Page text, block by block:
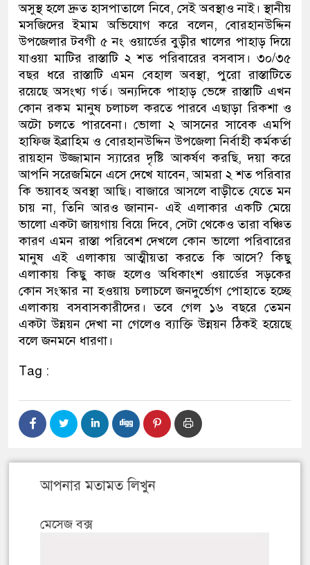
অসুস্থ হলে দ্রুত হাসপাতালে নিবে, সেই অবস্থাও নাই। স্থানীয়
মসজিদের ইমাম অভিযোগ করে বলেন, বোরহানউদ্দিন
উপজেলার টবগী ৫ নং ওয়ার্ডের বুড়ীর খালের পাহাড় দিয়ে
যাওয়া মাটির রাস্তাটি ২ শত পরিবারের বসবাস। ৩০/৩৫
বছর ধরে রাস্তাটি এমন বেহাল অবস্থা, পুরো রাস্তাটিতে
রয়েছে অসংখ্য গর্ত। অন্যদিকে পাহাড় ভেঙ্গে রাস্তাটি এখন
কোন রকম মানুষ চলাচল করতে পারবে এছাড়া রিকশা ও
অটো চলতে পারবেনা। ভোলা ২ আসনের সাবেক এমপি
হাফিজ ইব্রাহিম ও বোরহানউদ্দিন উপজেলা নির্বাহী কর্মকর্তা
রায়হান উজ্জামান স্যারের দৃষ্টি আকর্ষণ করছি, দয়া করে
আপনি সরেজমিনে এসে দেখে যাবেন, আমরা ২ শত পরিবার
কি ভয়াবহ অবস্থা আছি। বাজারে আসলে বাড়ীতে যেতে মন
চায় না, তিনি আরও জানান- এই এলাকার একটি মেয়ে
ভালো একটা জায়গায় বিয়ে দিবে, সেটা থেকেও তারা বঞ্চিত
কারণ এমন রাস্তা পরিবেশ দেখলে কোন ভালো পরিবারের
মানুষ এই এলাকায় আত্মীয়তা করতে কি আসে? কিছু
এলাকায় কিছু কাজ হলেও অধিকাংশ ওয়ার্ডের সড়কের
কোন সংস্কার না হওয়ায় চলাচলে জনদুর্ভোগ পোহাতে হচ্ছে
এলাকায় বসবাসকারীদের। তবে গেল ১৬ বছরে তেমন
একটা উন্নয়ন দেখা না গেলেও ব্যাক্তি উন্নয়ন ঠিকই হয়েছে
বলে জনমনে ধারণা।
Tag :
আপনার মতামত লিখুন
মেসেজ বক্স